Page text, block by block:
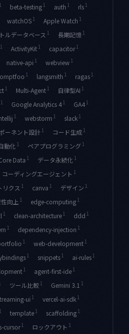
1 beta-testing 1 auth 1 rls 1
watchOS 1 Apple Watch 1
ルデータベース 1 長期記憶 1
1 ActivityKit 1 capacitor 1
native-api 1 webview 1
1 langsmith 1 ragas 1
1 Multi-Agent 1 自律型AI 1
1 Google Analytics 4 1 GA4 1
1 webstorm 1 slack 1
ーネント設計 1 コード生成 1
動化 1 ペアプログラミング 1
Data 1 データ永続化 1
コーディングエージェント 1
リクス 1 canva 1 デザイン 1
向上 1 edge-computing 1
1 clean-architecture 1 ddd 1
1 dependency-injection 1
1 web-development 1
1 snippets 1 ai-rules 1
1 agent-first-ide 1
ツール比較 1 Gemini 3.1 1
ui 1 vercel-ai-sdk 1
1 template 1 scaffolding 1
cursor 1 ロックアウト 1